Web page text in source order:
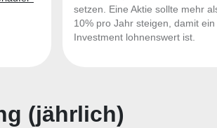
setzen. Eine Aktie sollte mehr
10% pro Jahr steigen, damit ein
Investment lohnenswert ist.
(jährlich)